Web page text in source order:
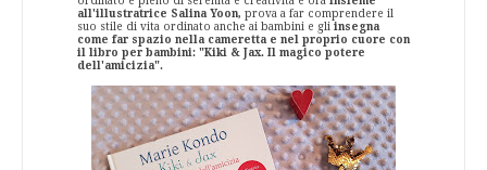
all'illustratrice Salina Yoon, prova a far comprendere il
suo stile di vita ordinato anche ai bambini e gli insegna
come far spazio nella cameretta e nel proprio cuore con
il libro per bambini: "Kiki & Jax. Il magico potere
dell'amicizia".